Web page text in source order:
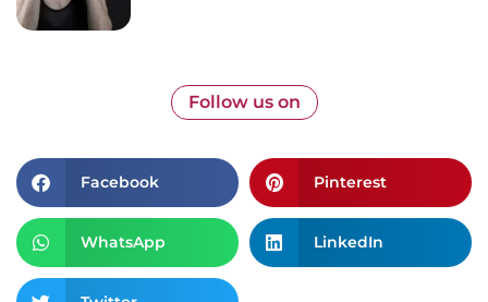
Follow us on
Facebook Pinterest
WhatsApp LinkedIn